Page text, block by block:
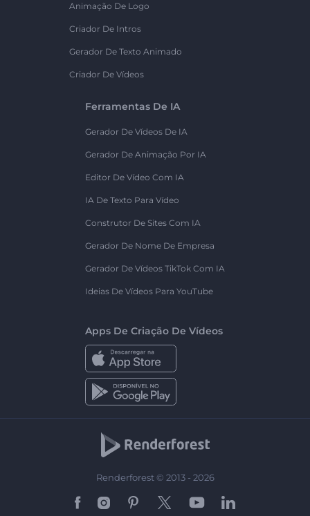
Animação De Logo
Criador De Intros
Gerador De Texto Animado
Criador De Vídeos
Ferramentas De IA
Gerador De Vídeos De IA
Gerador De Animação Por IA
Editor De Vídeo Com IA
IA De Texto Para Vídeo
Construtor De Sites Com IA
Gerador De Nome De Empresa
Gerador De Vídeos TikTok Com IA
Ideias De Vídeos Para YouTube
Apps De Criação De Vídeos
Renderforest © 2013 - 2026